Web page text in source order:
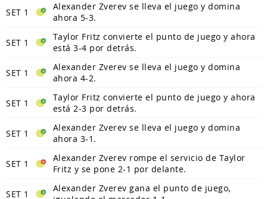
SET 1
Alexander Zverev se lleva el juego y domina
ahora 5-3.
SET 1
Taylor Fritz convierte el punto de juego y ahora
está 3-4 por detrás.
SET 1
Alexander Zverev se lleva el juego y domina
ahora 4-2.
SET 1
Taylor Fritz convierte el punto de juego y ahora
está 2-3 por detrás.
SET 1
Alexander Zverev se lleva el juego y domina
ahora 3-1.
SET 1
Alexander Zverev rompe el servicio de Taylor
Fritz y se pone 2-1 por delante.
SET 1
Alexander Zverev gana el punto de juego,